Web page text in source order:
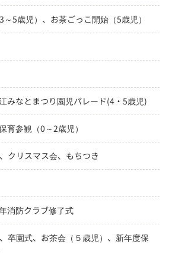
5歳児）、お茶ごっこ開始（5歳児）
みなとまつり園児パレード(4・5歳児)
育参観（0～2歳児）
クリスマス会、もちつき
消防クラブ修了式
卒園式、お茶会（５歳児）、新年度保